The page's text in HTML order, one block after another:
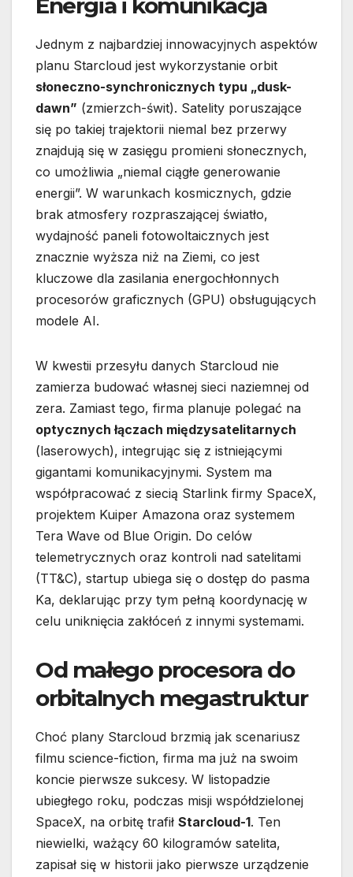
Energia i komunikacja
Jednym z najbardziej innowacyjnych aspektów
planu Starcloud jest wykorzystanie orbit
słoneczno-synchronicznych typu „dusk-
dawn” (zmierzch-świt). Satelity poruszające
się po takiej trajektorii niemal bez przerwy
znajdują się w zasięgu promieni słonecznych,
co umożliwia „niemal ciągłe generowanie
energii”. W warunkach kosmicznych, gdzie
brak atmosfery rozpraszającej światło,
wydajność paneli fotowoltaicznych jest
znacznie wyższa niż na Ziemi, co jest
kluczowe dla zasilania energochłonnych
procesorów graficznych (GPU) obsługujących
modele AI.
W kwestii przesyłu danych Starcloud nie
zamierza budować własnej sieci naziemnej od
zera. Zamiast tego, firma planuje polegać na
optycznych łączach międzysatelitarnych
(laserowych), integrując się z istniejącymi
gigantami komunikacyjnymi. System ma
współpracować z siecią Starlink firmy SpaceX,
projektem Kuiper Amazona oraz systemem
Tera Wave od Blue Origin. Do celów
telemetrycznych oraz kontroli nad satelitami
(TT&C), startup ubiega się o dostęp do pasma
Ka, deklarując przy tym pełną koordynację w
celu uniknięcia zakłóceń z innymi systemami.
Od małego procesora do
orbitalnych megastruktur
Choć plany Starcloud brzmią jak scenariusz
filmu science-fiction, firma ma już na swoim
koncie pierwsze sukcesy. W listopadzie
ubiegłego roku, podczas misji współdzielonej
SpaceX, na orbitę trafił Starcloud-1. Ten
niewielki, ważący 60 kilogramów satelita,
zapisał się w historii jako pierwsze urządzenie